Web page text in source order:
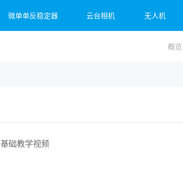
无人机
微单单反稳定器 云台相机
概览
基础教学视频